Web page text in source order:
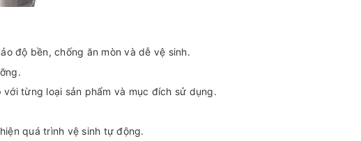
độ bền, chống ăn mòn và dễ vệ sinh.
từng loại sản phẩm và mục đích sử dụng.
quá trình vệ sinh tự động.